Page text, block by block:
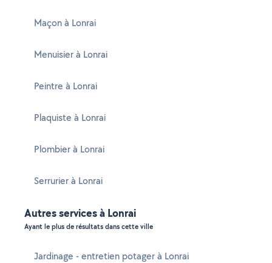
Maçon à Lonrai
Menuisier à Lonrai
Peintre à Lonrai
Plaquiste à Lonrai
Plombier à Lonrai
Serrurier à Lonrai
Autres services à Lonrai
Ayant le plus de résultats dans cette ville
Jardinage - entretien potager à Lonrai